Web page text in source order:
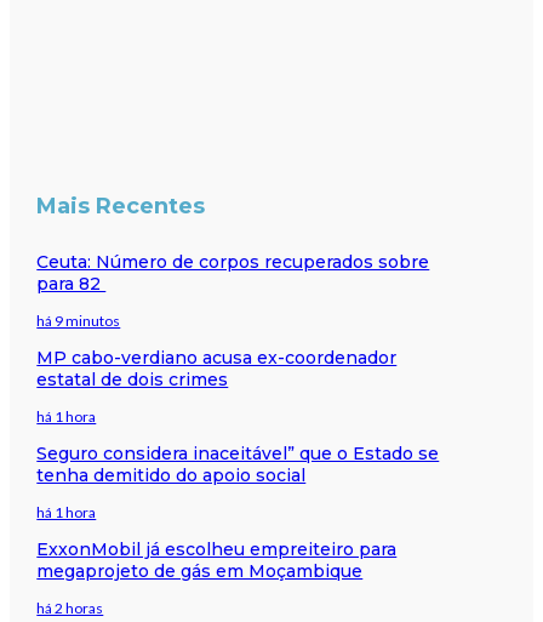
Mais Recentes
Ceuta: Número de corpos recuperados sobre
para 82
há 9 minutos
MP cabo-verdiano acusa ex-coordenador
estatal de dois crimes
há 1 hora
Seguro considera inaceitável” que o Estado se
tenha demitido do apoio social
há 1 hora
ExxonMobil já escolheu empreiteiro para
megaprojeto de gás em Moçambique
há 2 horas